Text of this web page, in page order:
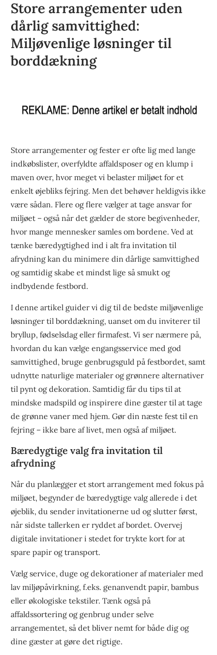
Store arrangementer uden
dårlig samvittighed:
Miljøvenlige løsninger til
borddækning
Store arrangementer og fester er ofte lig med lange
indkøbslister, overfyldte affaldsposer og en klump i
maven over, hvor meget vi belaster miljøet for et
enkelt øjebliks fejring. Men det behøver heldigvis ikke
være sådan. Flere og flere vælger at tage ansvar for
miljøet – også når det gælder de store begivenheder,
hvor mange mennesker samles om bordene. Ved at
tænke bæredygtighed ind i alt fra invitation til
afrydning kan du minimere din dårlige samvittighed
og samtidig skabe et mindst lige så smukt og
indbydende festbord.
I denne artikel guider vi dig til de bedste miljøvenlige
løsninger til borddækning, uanset om du inviterer til
bryllup, fødselsdag eller firmafest. Vi ser nærmere på,
hvordan du kan vælge engangsservice med god
samvittighed, bruge genbrugsguld på festbordet, samt
udnytte naturlige materialer og grønnere alternativer
til pynt og dekoration. Samtidig får du tips til at
mindske madspild og inspirere dine gæster til at tage
de grønne vaner med hjem. Gør din næste fest til en
fejring – ikke bare af livet, men også af miljøet.
Bæredygtige valg fra invitation til
afrydning
Når du planlægger et stort arrangement med fokus på
miljøet, begynder de bæredygtige valg allerede i det
øjeblik, du sender invitationerne ud og slutter først,
når sidste tallerken er ryddet af bordet. Overvej
digitale invitationer i stedet for trykte kort for at
spare papir og transport.
Vælg service, duge og dekorationer af materialer med
lav miljøpåvirkning, f.eks. genanvendt papir, bambus
eller økologiske tekstiler. Tænk også på
affaldssortering og genbrug under selve
arrangementet, så det bliver nemt for både dig og
dine gæster at gøre det rigtige.